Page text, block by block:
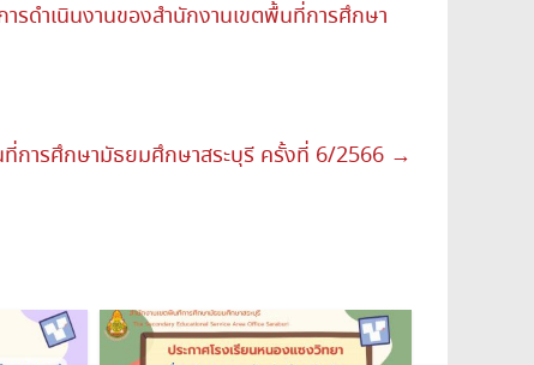
รดำเนินงานของสำนักงานเขตพื้นที่การศึกษา
การศึกษามัธยมศึกษาสระบุรี ครั้งที่ 6/2566 →